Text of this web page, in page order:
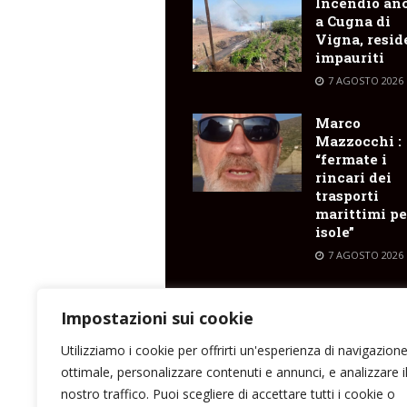
Impostazioni sui cookie
Utilizziamo i cookie per offrirti un'esperienza di navigazione
ottimale, personalizzare contenuti e annunci, e analizzare il
nostro traffico. Puoi scegliere di accettare tutti i cookie o
a Cugna di
Vigna,
impauriti
7 AGOSTO 2026
Marco
Mazzocchi :
“fermate i
rincari dei
trasporti
marittimi
isole”
7 AGOSTO 2026
7 AGOSTO 2026